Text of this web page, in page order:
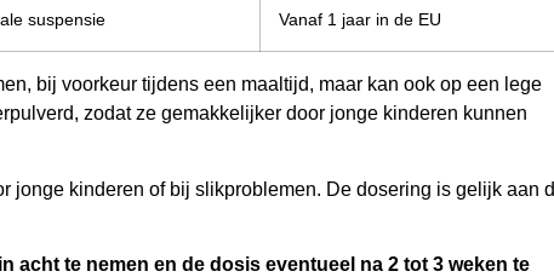
suspensie Vanaf 1 jaar in de EU
bij voorkeur tijdens een maaltijd, maar kan ook op een lege
zodat ze gemakkelijker door jonge kinderen kunnen
jonge kinderen of bij slikproblemen. De dosering is gelijk aan
acht te nemen en de dosis eventueel na 2 tot 3 weken te